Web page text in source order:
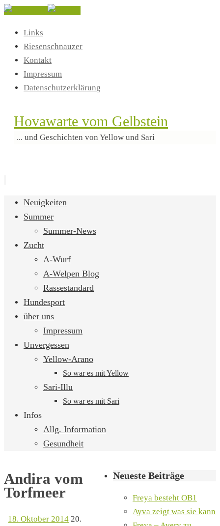
Links
Riesenschnauzer
Kontakt
Impressum
Datenschutzerklärung
Hovawarte vom Gelbstein
... und Geschichten von Yellow und Sari
Zum
Inhalt
Neuigkeiten
Summer
Summer-News
Zucht
A-Wurf
A-Welpen Blog
Rassestandard
Hundesport
über uns
Impressum
Unvergessen
Yellow-Arano
So war es mit Yellow
Sari-Illu
So war es mit Sari
Infos
Allg. Information
Gesundheit
Andira vom
Torfmeer
18. Oktober 2014 20.
Neueste Beiträge
Freya besteht OB1
Ayva zeigt was sie kann